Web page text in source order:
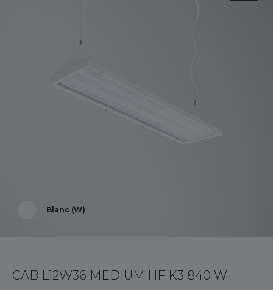
Blanc (W)
CAB L12W36 MEDIUM HF K3 840 W